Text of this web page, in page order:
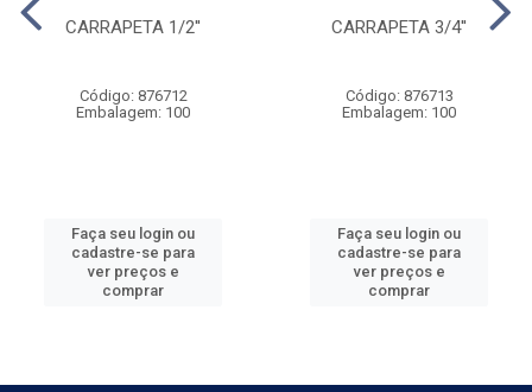
CARRAPETA 1/2''
Código: 876712
Embalagem: 100
Faça seu login ou
cadastre-se para
ver preços e
comprar
CARRAPETA 3/4''
Código: 876713
Embalagem: 100
Faça seu login ou
cadastre-se para
ver preços e
comprar